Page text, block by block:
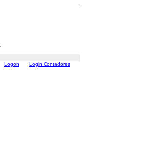
Logon
Login Contadores